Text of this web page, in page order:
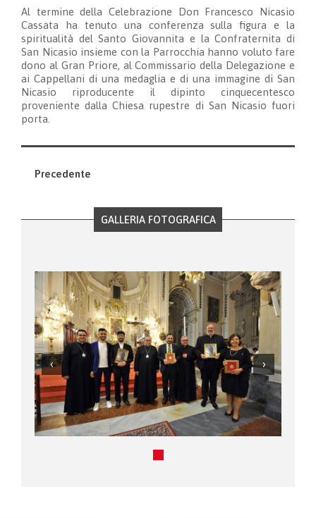
Al termine della Celebrazione Don Francesco Nicasio
Cassata ha tenuto una conferenza sulla figura e la
spiritualità del Santo Giovannita e la Confraternita di
San Nicasio insieme con la Parrocchia hanno voluto fare
dono al Gran Priore, al Commissario della Delegazione e
ai Cappellani di una medaglia e di una immagine di San
Nicasio riproducente il dipinto cinquecentesco
proveniente dalla Chiesa rupestre di San Nicasio fuori
porta.
Precedente
GALLERIA FOTOGRAFICA